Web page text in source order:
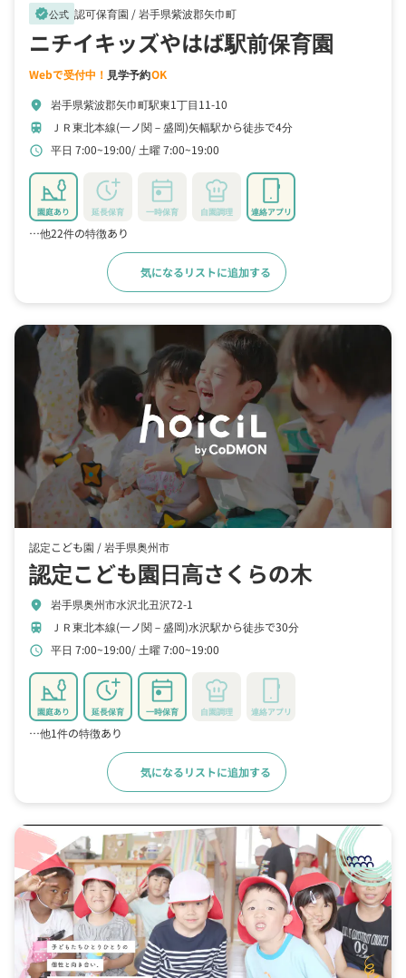
verified公式 認可保育園 /岩手県紫波郡矢巾町
ニチイキッズやはば駅前保育園
Webで受付中！ 見学予約OK
location_on 岩手県紫波郡矢巾町駅東1丁目11-10
train ＪＲ東北本線(一ノ関－盛岡)矢幅駅から徒歩で4分
schedule 平日 7:00~19:00 土曜 7:00~19:00
園庭あり 延長保育 一時保育 自園調理 連絡アプリ
…他22件の特徴あり
気になるリストに追加する
認定こども園 /岩手県奥州市
認定こども園日高さくらの木
location_on 岩手県奥州市水沢北丑沢72-1
train ＪＲ東北本線(一ノ関－盛岡)水沢駅から徒歩で30分
schedule 平日 7:00~19:00 土曜 7:00~19:00
園庭あり 延長保育 一時保育 自園調理 連絡アプリ
…他1件の特徴あり
気になるリストに追加する